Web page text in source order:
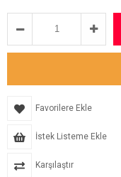
Favorilere Ekle
İstek Listeme Ekle
Karşılaştır